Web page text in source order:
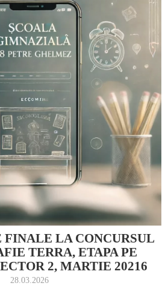
FINALE LA CONCURSUL
TERRA, ETAPA PE
2, MARTIE 20216
28.03.2026